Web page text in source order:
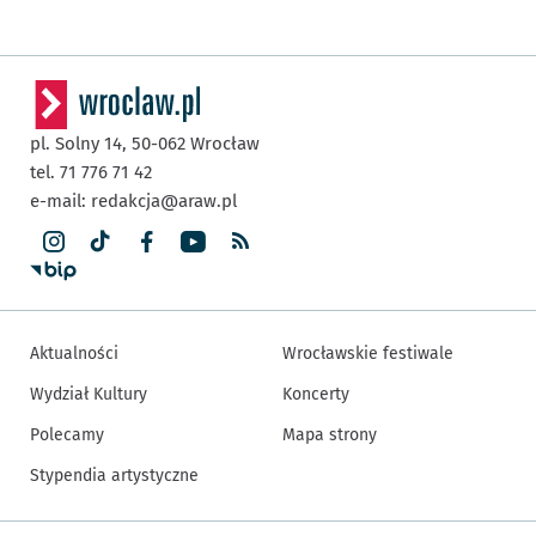
pl. Solny 14, 50-062 Wrocław
tel. 71 776 71 42
e-mail: redakcja@araw.pl
Aktualności
Wydział Kultury
Polecamy
Stypendia artystyczne
Wrocławskie festiwale
Koncerty
Mapa strony